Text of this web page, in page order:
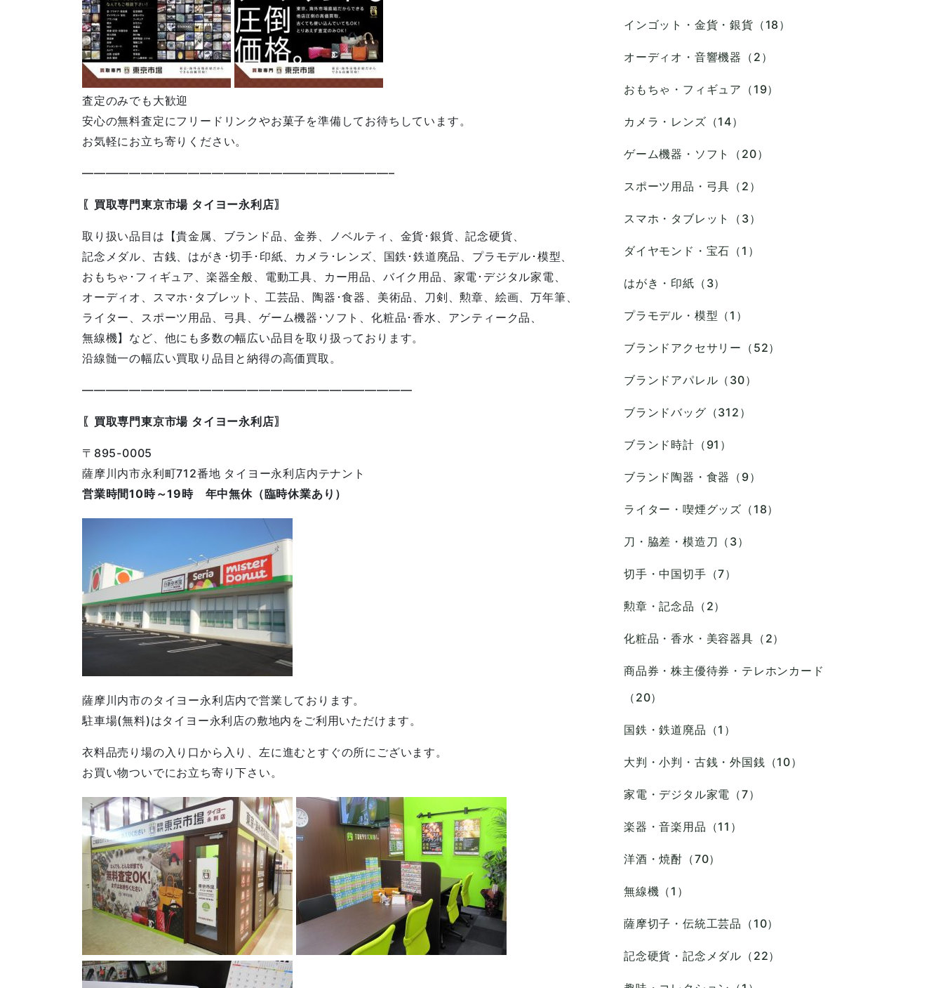
査定のみでも大歓迎
安心の無料査定にフリードリンクやお菓子を準備してお待ちしています。
お気軽にお立ち寄りください。
——————————————————————————–
〖買取専門東京市場 タイヨー永利店〗
取り扱い品目は【貴金属、ブランド品、金券、ノベルティ、金貨･銀貨、記念硬貨、
記念メダル、古銭、はがき･切手･印紙、カメラ･レンズ、国鉄･鉄道廃品、プラモデル･模型、
おもちゃ･フィギュア、楽器全般、電動工具、カー用品、バイク用品、家電･デジタル家電、
オーディオ、スマホ･タブレット、工芸品、陶器･食器、美術品、刀剣、勲章、絵画、万年筆、
ライター、スポーツ用品、弓具、ゲーム機器･ソフト、化粧品･香水、アンティーク品、
無線機】など、他にも多数の幅広い品目を取り扱っております。
沿線髄一の幅広い買取り品目と納得の高価買取。
————————————————————————————
〖買取専門東京市場 タイヨー永利店〗
〒895-0005
薩摩川内市永利町712番地 タイヨー永利店内テナント
営業時間10時～19時 年中無休（臨時休業あり）
薩摩川内市のタイヨー永利店内で営業しております。
駐車場(無料)はタイヨー永利店の敷地内をご利用いただけます。
衣料品売り場の入り口から入り、左に進むとすぐの所にございます。
お買い物ついでにお立ち寄り下さい。
インゴット・金貨・銀貨（18）
オーディオ・音響機器（2）
おもちゃ・フィギュア（19）
カメラ・レンズ（14）
ゲーム機器・ソフト（20）
スポーツ用品・弓具（2）
スマホ・タブレット（3）
ダイヤモンド・宝石（1）
はがき・印紙（3）
プラモデル・模型（1）
ブランドアクセサリー（52）
ブランドアパレル（30）
ブランドバッグ（312）
ブランド時計（91）
ブランド陶器・食器（9）
ライター・喫煙グッズ（18）
刀・脇差・模造刀（3）
切手・中国切手（7）
勲章・記念品（2）
化粧品・香水・美容器具（2）
商品券・株主優待券・テレホンカード
（20）
国鉄・鉄道廃品（1）
大判・小判・古銭・外国銭（10）
家電・デジタル家電（7）
楽器・音楽用品（11）
洋酒・焼酎（70）
無線機（1）
薩摩切子・伝統工芸品（10）
記念硬貨・記念メダル（22）